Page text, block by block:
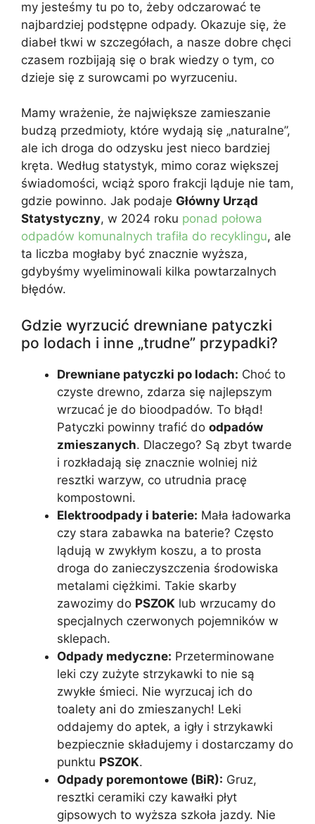
my jesteśmy tu po to, żeby odczarować te
najbardziej podstępne odpady. Okazuje się, że
diabeł tkwi w szczegółach, a nasze dobre chęci
czasem rozbijają się o brak wiedzy o tym, co
dzieje się z surowcami po wyrzuceniu.
Mamy wrażenie, że największe zamieszanie
budzą przedmioty, które wydają się „naturalne”,
ale ich droga do odzysku jest nieco bardziej
kręta. Według statystyk, mimo coraz większej
świadomości, wciąż sporo frakcji ląduje nie tam,
gdzie powinno. Jak podaje Główny Urząd
Statystyczny, w 2024 roku ponad połowa
odpadów komunalnych trafiła do recyklingu, ale
ta liczba mogłaby być znacznie wyższa,
gdybyśmy wyeliminowali kilka powtarzalnych
błędów.
Gdzie wyrzucić drewniane patyczki
po lodach i inne „trudne” przypadki?
Drewniane patyczki po lodach: Choć to
czyste drewno, zdarza się najlepszym
wrzucać je do bioodpadów. To błąd!
Patyczki powinny trafić do odpadów
zmieszanych. Dlaczego? Są zbyt twarde
i rozkładają się znacznie wolniej niż
resztki warzyw, co utrudnia pracę
kompostowni.
Elektroodpady i baterie: Mała ładowarka
czy stara zabawka na baterie? Często
lądują w zwykłym koszu, a to prosta
droga do zanieczyszczenia środowiska
metalami ciężkimi. Takie skarby
zawozimy do PSZOK lub wrzucamy do
specjalnych czerwonych pojemników w
sklepach.
Odpady medyczne: Przeterminowane
leki czy zużyte strzykawki to nie są
zwykłe śmieci. Nie wyrzucaj ich do
toalety ani do zmieszanych! Leki
oddajemy do aptek, a igły i strzykawki
bezpiecznie składujemy i dostarczamy do
punktu PSZOK.
Odpady poremontowe (BiR): Gruz,
resztki ceramiki czy kawałki płyt
gipsowych to wyższa szkoła jazdy. Nie